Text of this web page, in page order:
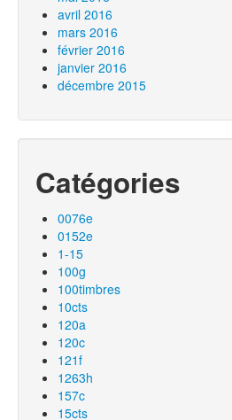
avril 2016
mars 2016
février 2016
janvier 2016
décembre 2015
Catégories
0076e
0152e
1-15
100g
100timbres
10cts
120a
120c
121f
1263h
157c
15cts